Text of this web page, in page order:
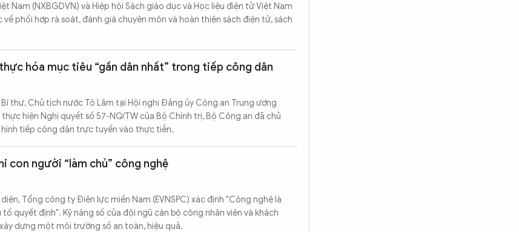
Nam (NXBGDVN) và Hiệp hội Sách giáo dục và Học liệu điện tử Việt Nam
phối hợp rà soát, đánh giá chuyên môn và hoàn thiện sách điện tử, sách
hóa mục tiêu “gần dân nhất” trong tiếp công dân
thư, Chủ tịch nước Tô Lâm tại Hội nghị Đảng ủy Công an Trung ương
hiện Nghị quyết số 57-NQ/TW của Bộ Chính trị, Bộ Công an đã chủ
tiếp công dân trực tuyến vào thực tiễn.
con người “làm chủ” công nghệ
Tổng công ty Điện lực miền Nam (EVNSPC) xác định "Công nghệ là
quyết định". Kỹ năng số của đội ngũ cán bộ công nhân viên và khách
dựng một môi trường số an toàn, hiệu quả.